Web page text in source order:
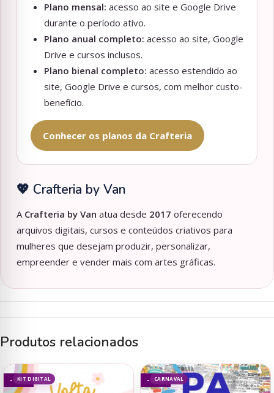
Plano mensal: acesso ao site e Google Drive
durante o período ativo.
Plano anual completo: acesso ao site, Google
Drive e cursos inclusos.
Plano bienal completo: acesso estendido ao
site, Google Drive e cursos, com melhor custo-
benefício.
Conhecer os planos da Crafteria
💖 Crafteria by Van
A Crafteria by Van atua desde 2017 oferecendo
arquivos digitais, cursos e conteúdos criativos para
mulheres que desejam produzir, personalizar,
empreender e vender mais com artes gráficas.
Produtos relacionados
KIT DIGITAL
- 93% CARNAVAL
- 50%